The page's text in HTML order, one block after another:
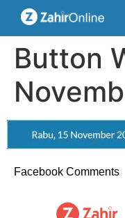
Button
Facebook Comments